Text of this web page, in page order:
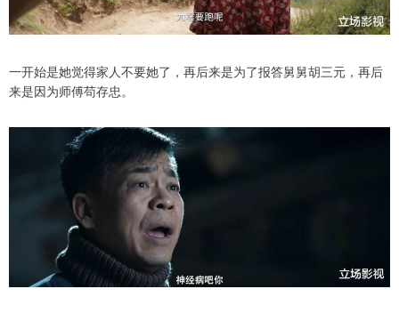
一开始是她觉得家人不要她了，再后来是为了报答舅舅胡三元，再后
来是因为师傅苟存忠。